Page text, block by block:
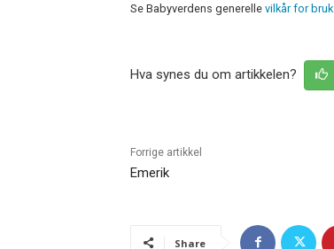
Se Babyverdens generelle vilkår for bruk
Hva synes du om artikkelen?
Forrige artikkel
Emerik
Share